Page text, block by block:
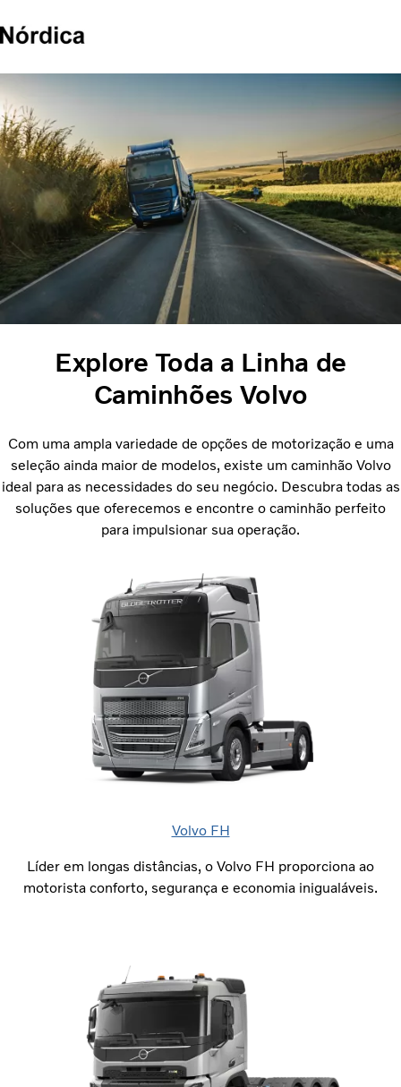
Caminhões
Serviços
Veículos seminovos
Notícias
QUEM SOMOS
Concessionárias
ÔNIBUS
FINANCIAMENTO E CONSORCIO
Explore Toda a Linha de
Caminhões Volvo
Com uma ampla variedade de opções de motorização e uma
seleção ainda maior de modelos, existe um caminhão Volvo
ideal para as necessidades do seu negócio. Descubra todas as
soluções que oferecemos e encontre o caminhão perfeito
para impulsionar sua operação.
Volvo FH
Líder em longas distâncias, o Volvo FH proporciona ao
motorista conforto, segurança e economia inigualáveis.